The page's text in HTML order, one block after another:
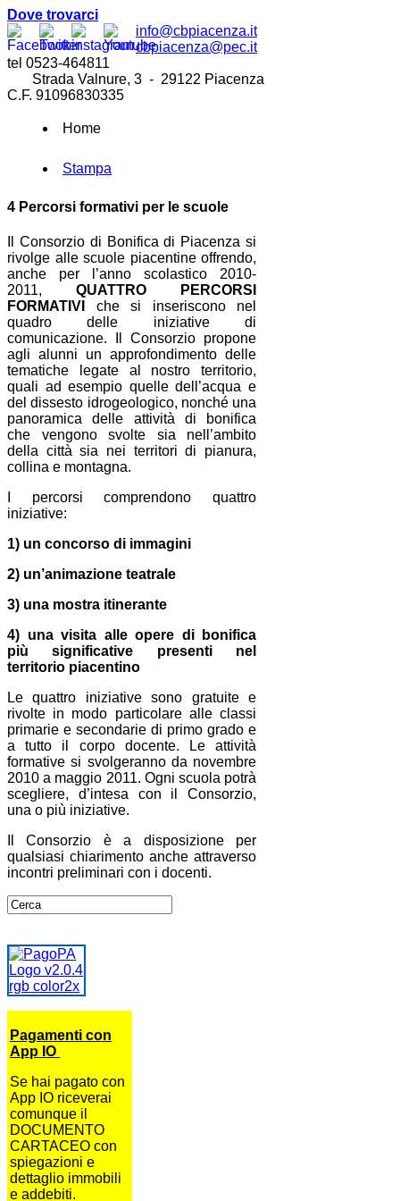
Dove trovarci
info@cbpiacenza.it
cbpiacenza@pec.it
tel 0523-464811
Strada Valnure, 3 - 29122 Piacenza
C.F. 91096830335
Home
Stampa
4 Percorsi formativi per le scuole
Il Consorzio di Bonifica di Piacenza si
rivolge alle scuole piacentine offrendo,
anche per l’anno scolastico 2010-
2011,QUATTRO PERCORSI
FORMATIVI che si inseriscono nel
quadro delle iniziative di
comunicazione. Il Consorzio propone
agli alunni un approfondimento delle
tematiche legate al nostro territorio,
quali ad esempio quelle dell’acqua e
del dissesto idrogeologico, nonché una
panoramica delle attività di bonifica
che vengono svolte sia nell’ambito
della città sia nei territori di pianura,
collina e montagna.
I percorsi comprendono quattro
iniziative:
1) un concorso di immagini
2) un’animazione teatrale
3) una mostra itinerante
4) una visita alle opere di bonifica
più significative presenti nel
territorio piacentino
Le quattro iniziative sono gratuite e
rivolte in modo particolare alle classi
primarie e secondarie di primo grado e
a tutto il corpo docente. Le attività
formative si svolgeranno da novembre
2010 a maggio 2011. Ogni scuola potrà
scegliere, d’intesa con il Consorzio,
una o più iniziative.
Il Consorzio è a disposizione per
qualsiasi chiarimento anche attraverso
incontri preliminari con i docenti.
Pagamenti con
App IO
Se hai pagato con
App IO riceverai
comunque il
DOCUMENTO
CARTACEO con
spiegazioni e
dettaglio immobili
e addebiti.